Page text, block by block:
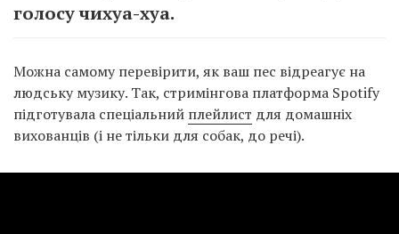
голосу чихуа-хуа.
Можна самому перевірити, як ваш пес відреагує на
людську музику. Так, стримінгова платформа Spotify
підготувала спеціальний плейлист для домашніх
вихованців (і не тільки для собак, до речі).